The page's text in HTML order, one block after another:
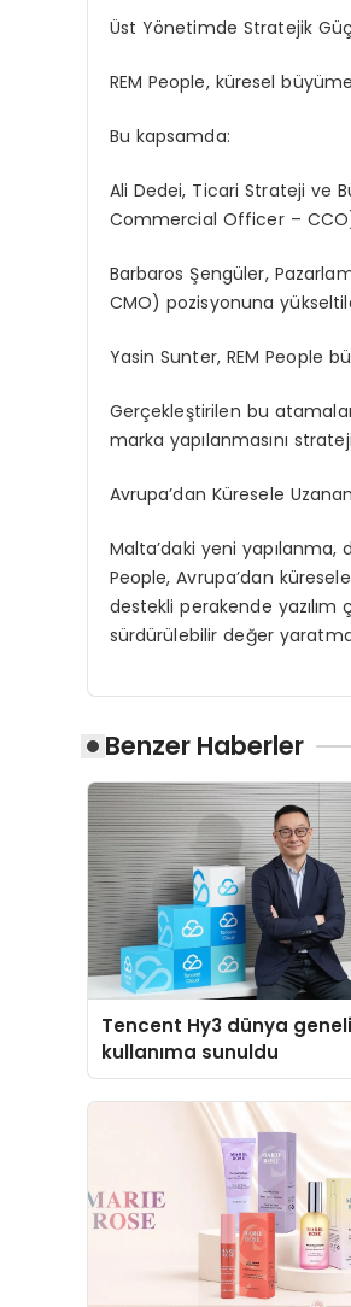
Üst Yönetimde Stratejik
REM People, küresel
Bu kapsamda:
Ali Dedei, Ticari Strateji ve
Commercial Officer–
Barbaros Şengüler,
CMO) pozisyonuna
Yasin Sunter, REM People
Gerçekleştirilen bu
marka yapılanmasını
Avrupa’dan Küresele
Malta’daki yeni
People, Avrupa’dan
destekli perakende yazılım
sürdürülebilir değer
Benzer Haberler
Tencent Hy3 dünya
kullanıma sunuldu